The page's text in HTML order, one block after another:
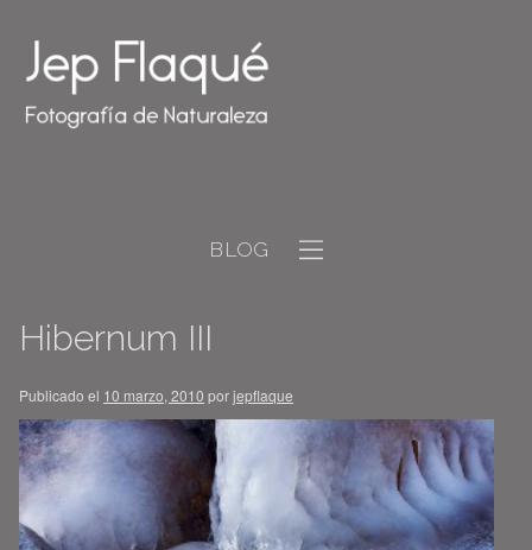
BLOG
Hibernum III
Publicado el 10 marzo, 2010 porjepflaque